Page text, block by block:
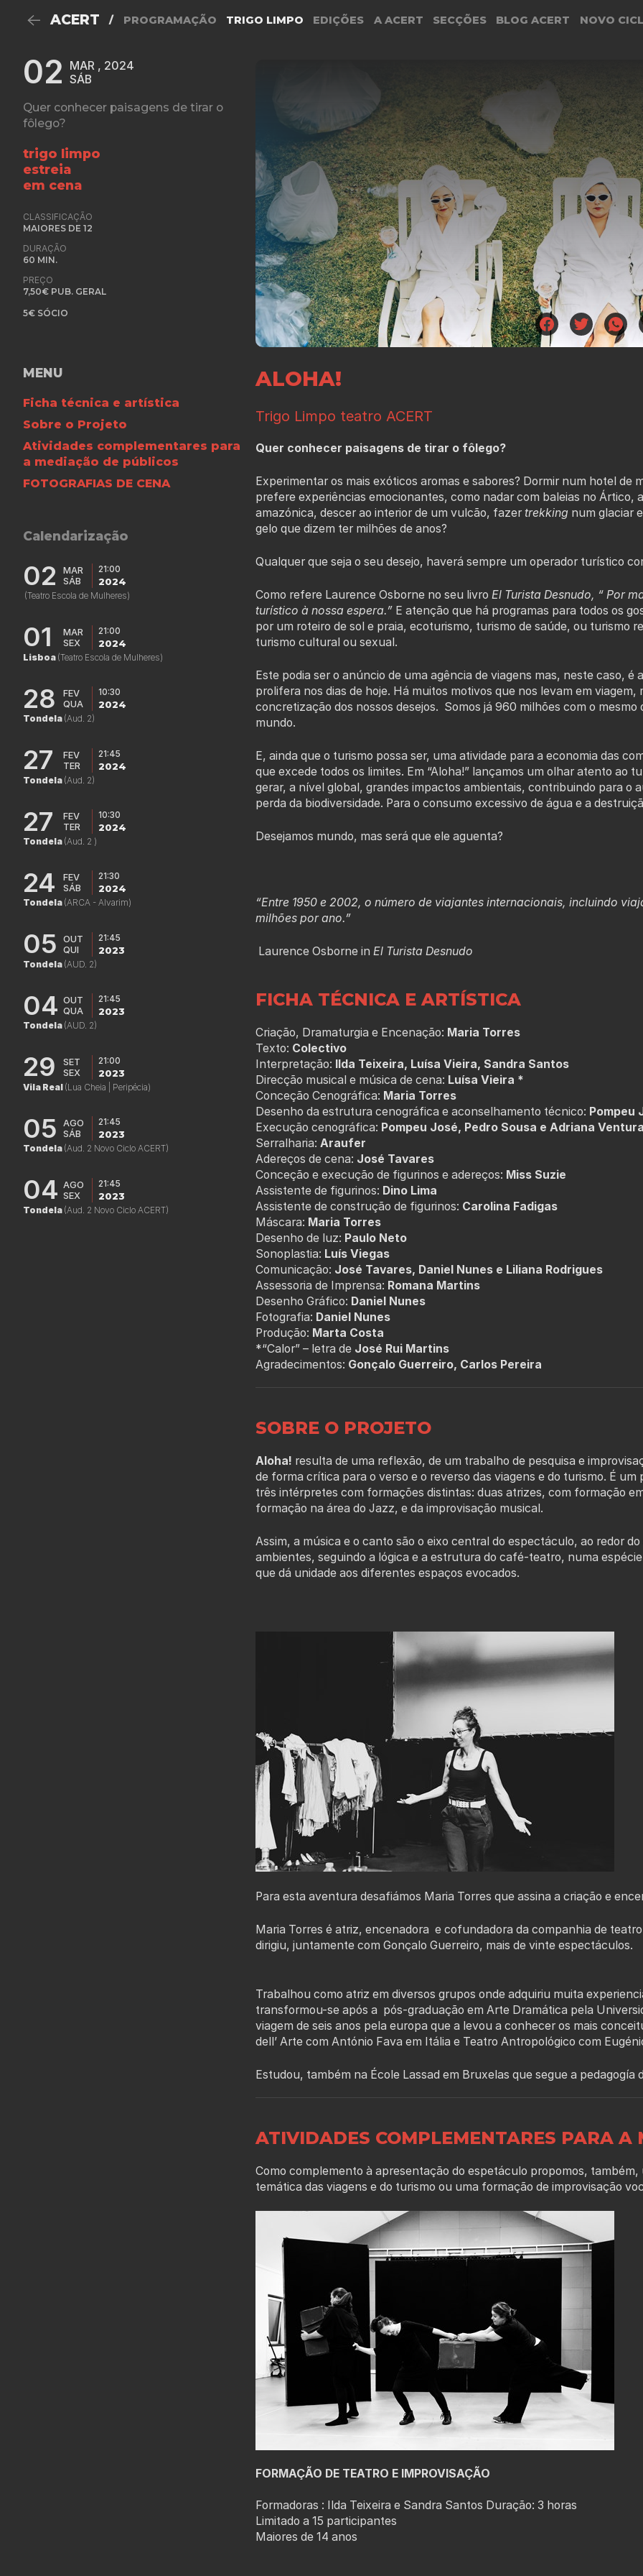
ACERT / PROGRAMAÇÃO TRIGO LIMPO EDIÇÕES A ACERT SECÇÕES BLOG ACERT NOVO
02
MAR , 2024
SÁB
Quer conhecer paisagens de tirar o
fôlego?
trigo limpo
estreia
em cena
CLASSIFICAÇÃO
MAIORES DE 12
DURAÇÃO
60 MIN.
PREÇO
7,50€ PUB. GERAL
5€ SÓCIO
MENU
Ficha técnica e artística
Sobre o Projeto
Atividades complementares para
a mediação de públicos
FOTOGRAFIAS DE CENA
Calendarização
02
MAR
SÁB
21:00
2024
(Teatro Escola de Mulheres)
01
MAR
SEX
21:00
2024
Lisboa (Teatro Escola de Mulheres)
28
FEV
QUA
10:30
2024
Tondela (Aud. 2)
27
FEV
TER
21:45
2024
Tondela (Aud. 2)
27
FEV
TER
10:30
2024
Tondela (Aud. 2 )
24
FEV
SÁB
21:30
2024
Tondela (ARCA - Alvarim)
05
OUT
QUI
21:45
2023
Tondela (AUD. 2)
04 OUT
QUA
21:45
2023
Tondela (AUD. 2)
29
SET
SEX
21:00
2023
Vila Real (Lua Cheia | Peripécia)
05
AGO
SÁB
21:45
2023
Tondela (Aud. 2 Novo Ciclo ACERT)
04 AGO
SEX
21:45
2023
Tondela (Aud. 2 Novo Ciclo ACERT)
ALOHA!
Trigo Limpo teatro ACERT
Quer conhecer paisagens de tirar o fôlego?
Experimentar os mais exóticos aromas e sabores? Dormir num hotel de
prefere experiências emocionantes, como nadar com baleias no Ártico,
amazónica, descer ao interior de um vulcão, fazer trekking num glaciar
gelo que dizem ter milhões de anos?
Qualquer que seja o seu desejo, haverá sempre um operador turístico
Como refere Laurence Osborne no seu livro El Turista Desnudo, “ Por
turístico à nossa espera.”E atenção que há programas para todos os
por um roteiro de sol e praia, ecoturismo, turismo de saúde, ou turismo
turismo cultural ou sexual.
Este podia ser o anúncio de uma agência de viagens mas, neste caso,
prolifera nos dias de hoje. Há muitos motivos que nos levam em
concretização dos nossos desejos. Somos já 960 milhões com o
mundo.
E, ainda que o turismo possa ser, uma atividade para a economia das
que excede todos os limites. Em “Aloha!” lançamos um olhar atento ao
gerar, a nível global, grandes impactos ambientais, contribuindo para o
perda da biodiversidade. Para o consumo excessivo de água e a
Desejamos mundo, mas será que ele aguenta?
“Entre 1950 e 2002, o número de viajantes internacionais, incluindo
milhões por ano.”
Laurence Osborne in El Turista Desnudo
FICHA TÉCNICA E ARTÍSTICA
Criação, Dramaturgia e Encenação: Maria Torres
Texto: Colectivo
Interpretação: Ilda Teixeira, Luísa Vieira, Sandra Santos
Direcção musical e música de cena: Luísa Vieira *
Conceção Cenográfica: Maria Torres
Desenho da estrutura cenográfica e aconselhamento técnico: Pompeu
Execução cenográfica: Pompeu José, Pedro Sousa e Adriana Ventura
Serralharia: Araufer
Adereços de cena: José Tavares
Conceção e execução de figurinos e adereços: Miss Suzie
Assistente de figurinos: Dino Lima
Assistente de construção de figurinos: Carolina Fadigas
Máscara: Maria Torres
Desenho de luz: Paulo Neto
Sonoplastia: Luís Viegas
Comunicação: José Tavares, Daniel Nunes e Liliana Rodrigues
Assessoria de Imprensa: Romana Martins
Desenho Gráfico: Daniel Nunes
Fotografia: Daniel Nunes
Produção: Marta Costa
*“Calor” – letra de José Rui Martins
Agradecimentos: Gonçalo Guerreiro, Carlos Pereira
SOBRE O PROJETO
Aloha! resulta de uma reflexão, de um trabalho de pesquisa e
de forma crítica para o verso e o reverso das viagens e do turismo. É
três intérpretes com formações distintas: duas atrizes, com formação
formação na área do Jazz, e da improvisação musical.
Assim, a música e o canto são o eixo central do espectáculo, ao redor
ambientes, seguindo a lógica e a estrutura do café-teatro, numa
que dá unidade aos diferentes espaços evocados.
Para esta aventura desafiámos Maria Torres que assina a criação e
Maria Torres é atriz, encenadora e cofundadora da companhia de
dirigiu, juntamente com Gonçalo Guerreiro, mais de vinte espectáculos.
Trabalhou como atriz em diversos grupos onde adquiriu muita
transformou-se após a pós-graduação em Arte Dramática pela
viagem de seis anos pela europa que a levou a conhecer os mais
dell’ Arte com António Fava em Itália e Teatro Antropológico com
Estudou, também na École Lassad em Bruxelas que segue a
ATIVIDADES COMPLEMENTARES PARA A
Como complemento à apresentação do espetáculo propomos,
temática das viagens e do turismo ou uma formação de improvisação
FORMAÇÃO DE TEATRO E IMPROVISAÇÃO
Formadoras : Ilda Teixeira e Sandra Santos Duração: 3 horas
Limitado a 15 participantes
Maiores de 14 anos